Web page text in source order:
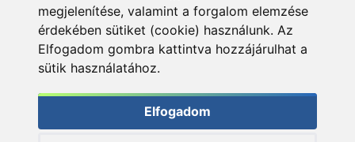
megjelenítése, valamint a forgalom elemzése
érdekében sütiket (cookie) használunk. Az
Elfogadom gombra kattintva hozzájárulhat a
sütik használatához.
Elfogadom
By Döme TEAM
By Döme TEAM
FEEDER Power